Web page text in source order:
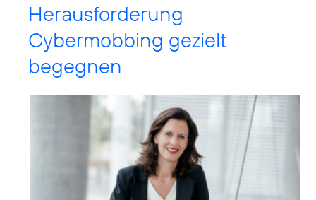
Herausforderung
Cybermobbing gezielt
begegnen